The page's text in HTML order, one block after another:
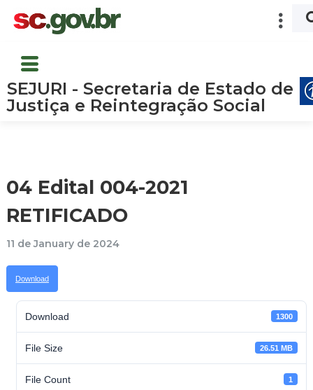
SEJURI - Secretaria de Estado de
Justiça e Reintegração Social
04 Edital 004-2021
RETIFICADO
11 de January de 2024
Download
Download 1300
File Size 26.51 MB
File Count 1